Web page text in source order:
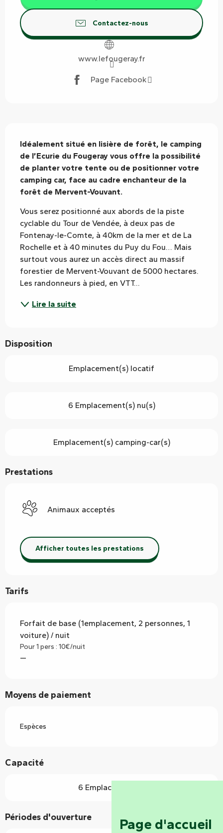
Page d'accueil
Contactez-nous
www.lefougeray.fr
Page Facebook
Idéalement situé en lisière de forêt, le camping
de l’Ecurie du Fougeray vous offre la possibilité
de planter votre tente ou de positionner votre
camping car, face au cadre enchanteur de la
forêt de Mervent-Vouvant.
Vous serez positionné aux abords de la piste
cyclable du Tour de Vendée, à deux pas de
Fontenay-le-Comte, à 40km de la mer et de La
Rochelle et à 40 minutes du Puy du Fou… Mais
surtout vous aurez un accès direct au massif
forestier de Mervent-Vouvant de 5000 hectares.
Les randonneurs à pied, en VTT...
Lire la suite
Disposition
Emplacement(s) locatif
6 Emplacement(s) nu(s)
Emplacement(s) camping-car(s)
Prestations
Animaux acceptés
Afficher toutes les prestations
Tarifs
Forfait de base (1emplacement, 2 personnes, 1
voiture) / nuit
Pour 1 pers : 10€/nuit
—
Moyens de paiement
Espèces
Capacité
6 Emplacement(s)
Périodes d'ouverture